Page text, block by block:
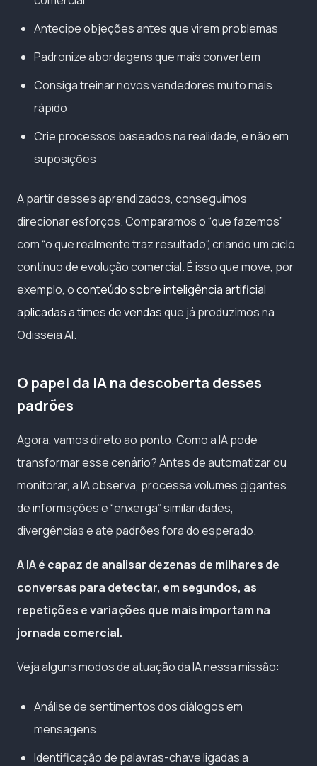
Antecipe objeções antes que virem problemas
Padronize abordagens que mais convertem
Consiga treinar novos vendedores muito mais
rápido
Crie processos baseados na realidade, e não em
suposições
A partir desses aprendizados, conseguimos
direcionar esforços. Comparamos o “que fazemos”
com “o que realmente traz resultado”, criando um ciclo
contínuo de evolução comercial. É isso que move, por
exemplo, oconteúdo sobre inteligência artificial
aplicadas a times de vendasque já produzimos na
Odisseia AI.
O papel da IA na descoberta desses
padrões
Agora, vamos direto ao ponto. Como a IA pode
transformar esse cenário? Antes de automatizar ou
monitorar, a IA observa, processa volumes gigantes
de informações e “enxerga” similaridades,
divergências e até padrões fora do esperado.
A IA é capaz de analisar dezenas de milhares de
conversas para detectar, em segundos, as
repetições e variações que mais importam na
jornada comercial.
Veja alguns modos de atuação da IA nessa missão:
Análise de sentimentos dos diálogos em
mensagens
Identificação de palavras-chave ligadas a